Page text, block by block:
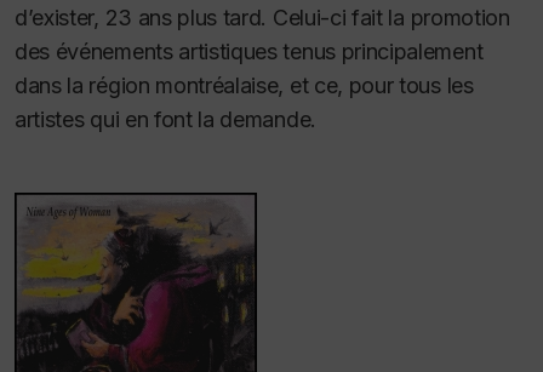
d’exister, 23 ans plus tard. Celui-ci fait la promotion
des événements artistiques tenus principalement
dans la région montréalaise, et ce, pour tous les
artistes qui en font la demande.